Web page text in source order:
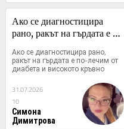
Ако се диагностицира
рано, ракът на гърдата е
високото кръвно
Ако се диагностицира рано,
ракът на гърдата е по-лечим от
диабета и високото кръвно
31.07.2026
10
Симона
Димитрова